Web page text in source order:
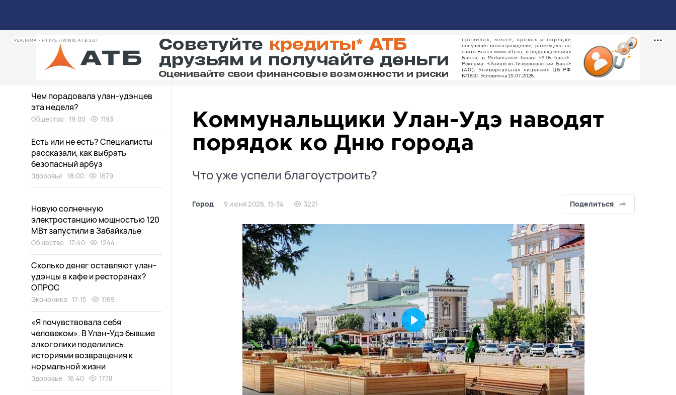
РЕКЛАМА • HTTPS://WWW.ATB.SU/
Коммунальщики Улан-Удэ наводят
порядок ко Дню города
Что уже успели благоустроить?
Город 9 июня 2026, 15:34 3221 Поделиться
Play
Дети нашли «аквапарк» в
заброшенном доме в Улан-Удэ
Чем порадовала улан-удэнцев
эта неделя?
Общество 19:00 1193
Есть или не есть? Специалисты
рассказали, как выбрать
безопасный арбуз
Здоровье 18:00 1679
Новую солнечную
электростанцию мощностью 120
МВт запустили в Забайкалье
Общество 17:40 1244
Сколько денег оставляют улан-
удэнцы в кафе и ресторанах?
ОПРОС
Экономика 17:15 1169
«Я почувствовала себя
человеком». В Улан-Удэ бывшие
алкоголики поделились
историями возвращения к
нормальной жизни
Здоровье 16:40 1778